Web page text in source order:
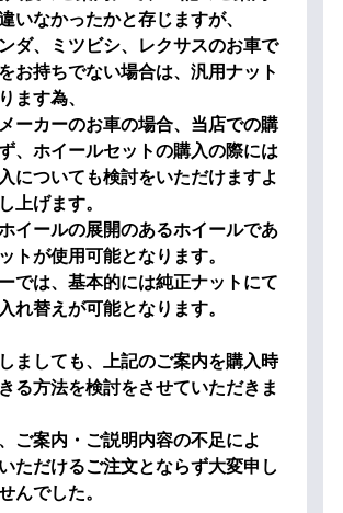
いなかったかと存じますが、
ダ、ミツビシ、レクサスのお車で
お持ちでない場合は、汎用ナット
ます為、
ーカーのお車の場合、当店での購
、ホイールセットの購入の際には
についても検討をいただけますよ
上げます。
イールの展開のあるホイールであ
トが使用可能となります。
では、基本的には純正ナットにて
れ替えが可能となります。
ましても、上記のご案内を購入時
る方法を検討をさせていただきま
ご案内・ご説明内容の不足によ
ただけるご注文とならず大変申し
んでした。